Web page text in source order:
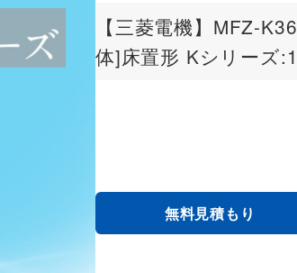
【三菱電機】MFZ-
体]床置形 Kシリーズ
無料見積もり